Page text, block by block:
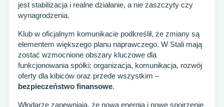
jest stabilizacja i realne działanie, a nie zaszczyty czy
wynagrodzenia.
Klub w oficjalnym komunikacie podkreślił, że zmiany są
elementem większego planu naprawczego. W Stali mają
zostać wzmocnione obszary kluczowe dla
funkcjonowania spółki: organizacja, komunikacja, rozwój
oferty dla kibiców oraz przede wszystkim –
bezpieczeństwo finansowe.
Włodarze zapewniają, że nowa energia i nowe spojrzenie